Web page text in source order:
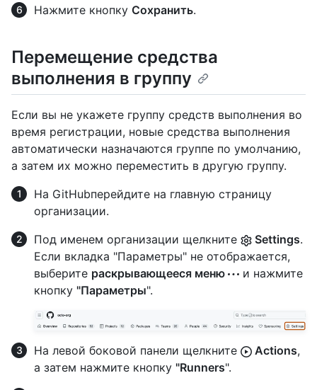
Нажмите кнопку Сохранить.
Перемещение средства
выполнения в группу
Если вы не укажете группу средств выполнения во
время регистрации, новые средства выполнения
автоматически назначаются группе по умолчанию,
а затем их можно переместить в другую группу.
На GitHubперейдите на главную страницу
организации.
Под именем организации щелкните
Settings.
Если вкладка "Параметры" не отображается,
выберите раскрывающееся меню
и нажмите
кнопку "Параметры".
На левой боковой панели щелкните Actions,
а затем нажмите кнопку "Runners".